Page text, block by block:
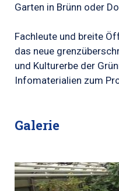
Garten in Brünn oder
Fachleute und breite
das neue
und Kulturerbe der
Infomaterialien zum
Galerie